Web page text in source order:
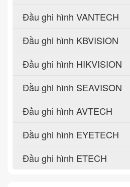
Đầu ghi hình VANTECH
Đầu ghi hình KBVISION
Đầu ghi hình HIKVISION
Đầu ghi hình SEAVISON
Đầu ghi hình AVTECH
Đầu ghi hình EYETECH
Đầu ghi hình ETECH